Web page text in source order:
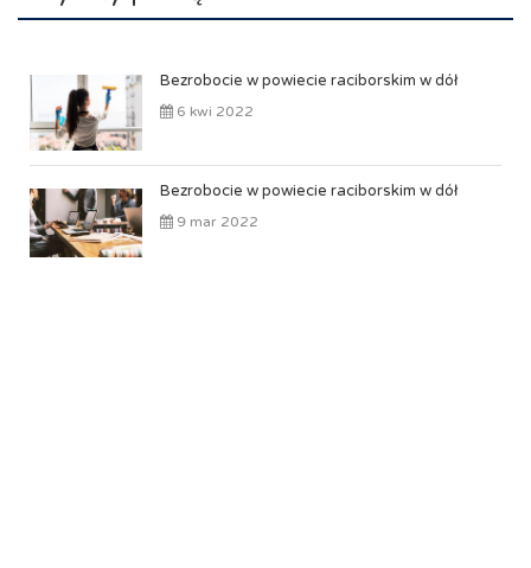
Bezrobocie w powiecie raciborskim w dół
6 kwi 2022
Bezrobocie w powiecie raciborskim w dół
9 mar 2022